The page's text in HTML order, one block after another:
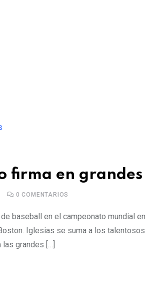
firma en grandes
0 COMENTARIOS
baseball en el campeonato mundial
Iglesias se suma a los talentosos
grandes […]